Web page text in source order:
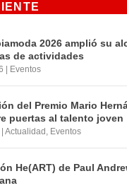
2026 amplió su
de actividades
Eventos
del Premio Mario
puertas al talento joven
Actualidad , Eventos
He(ART) de Paul